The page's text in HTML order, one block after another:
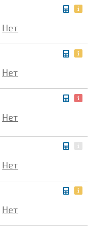
Нет
Нет
Нет
Нет
Нет